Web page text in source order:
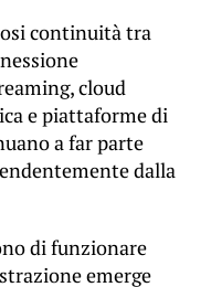
continuità tra
cloud
e piattaforme di
a far parte
dalla
di funzionare
emerge